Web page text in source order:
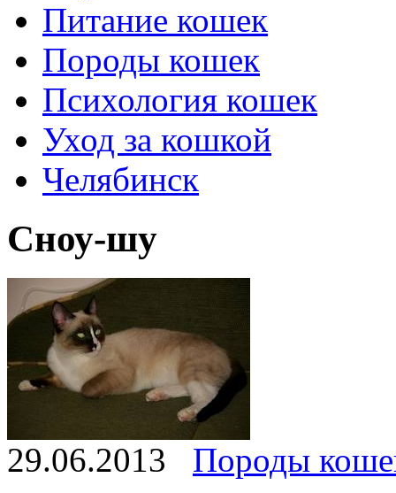
Питание кошек
Породы кошек
Психология кошек
Уход за кошкой
Челябинск
Сноу-шу
29.06.2013
Породы